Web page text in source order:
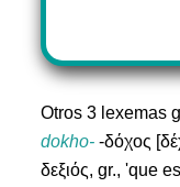
Otros 3 lexemas
dokho- -δόχος
δεξιός, gr., 'que